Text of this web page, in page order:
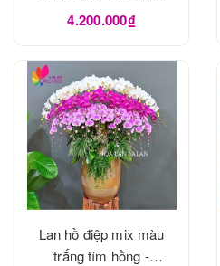
4.200.000₫
Lan hồ điệp mix màu
trắng tím hồng -